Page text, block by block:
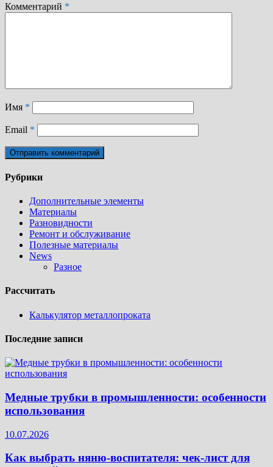
Комментарий *
Имя *
Email *
Рубрики
Дополнительные элементы
Материалы
Разновидности
Ремонт и обслуживание
Полезные материалы
News
Разное
Рассчитать
Калькулятор металлопроката
Последние записи
Медные трубки в промышленности: особенности
использования
10.07.2026
Как выбрать няню-воспитателя: чек‑лист для